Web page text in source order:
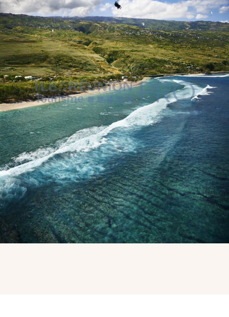
Organisateur de voyage
Journaliste
L'IRT
Qui sommes nous
Planning actions IRT
Marchés / Achats
MEDIA
Photothèque